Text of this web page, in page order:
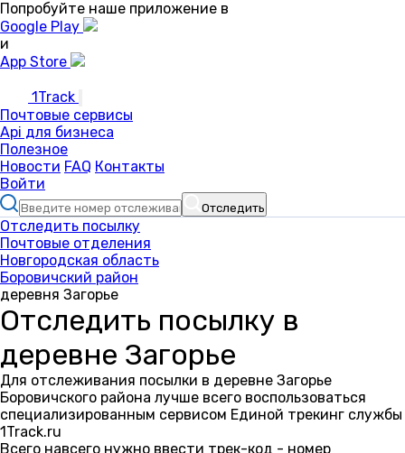
Попробуйте наше приложение в
Google Play
и
App Store
1Track
Почтовые сервисы
Api для бизнеса
Полезное
Новости FAQ Контакты
Войти
Отследить
Отследить посылку
Почтовые отделения
Новгородская область
Боровичский район
деревня Загорье
Отследить посылку в
деревне Загорье
Для отслеживания посылки в деревне Загорье
Боровичского района лучше всего воспользоваться
специализированным сервисом Единой трекинг службы
1Track.ru
Всего навсего нужно ввести трек-код - номер